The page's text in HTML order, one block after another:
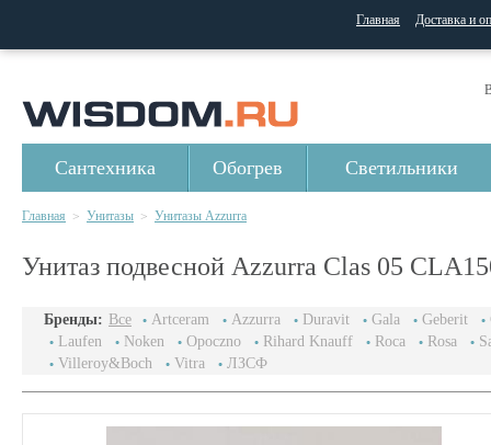
Главная Доставка и
Сантехника Обогрев Светильники
Главная > Унитазы > Унитазы Azzurra
Унитаз подвесной Azzurra Clas 05
Бренды: Все Artceram Azzurra Duravit Gala Geberit
Laufen
Noken Opoczno Rihard Knauff Roca Rosa
Villeroy&Boch
Vitra ЛЗСФ